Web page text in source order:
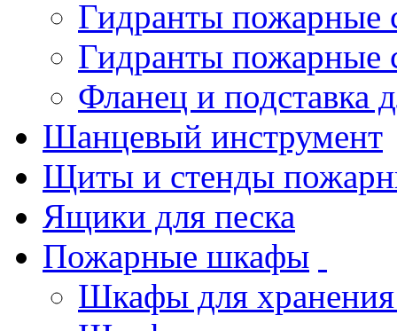
Гидранты пожарные
Гидранты пожарные
Фланец и подставка
Шанцевый инструмент
Щиты и стенды
Ящики для песка
Пожарные шкафы
Шкафы для хранения